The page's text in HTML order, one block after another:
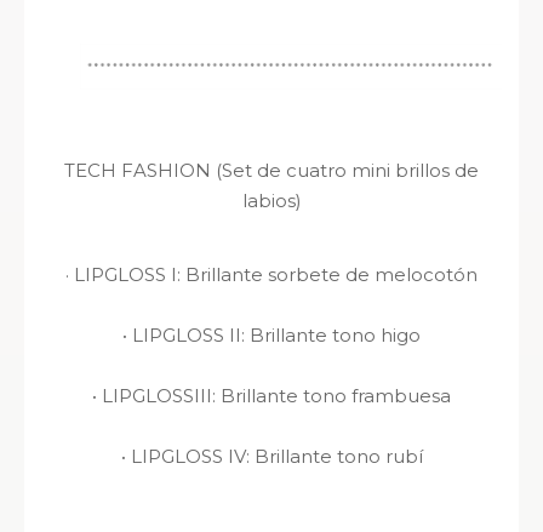
TECH FASHION (Set de cuatro mini brillos de
labios)
· LIPGLOSS I: Brillante sorbete de melocotón
· LIPGLOSS II: Brillante tono higo
· LIPGLOSSIII: Brillante tono frambuesa
· LIPGLOSS IV: Brillante tono rubí